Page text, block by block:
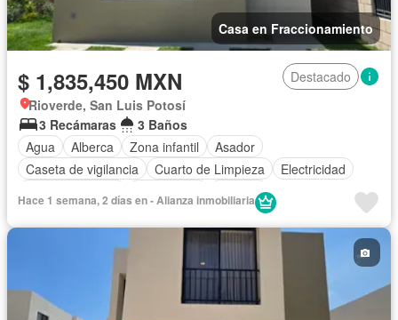
Casa en Fraccionamiento
$ 1,835,450 MXN
Destacado
Rioverde, San Luis Potosí
3 Recámaras
3 Baños
Agua
Alberca Zona infantil
Asador
Caseta de vigilancia
Cuarto de Limpieza
Electricidad
Terraza
Hace 1 semana, 2 días en - Alianza inmobiliaria